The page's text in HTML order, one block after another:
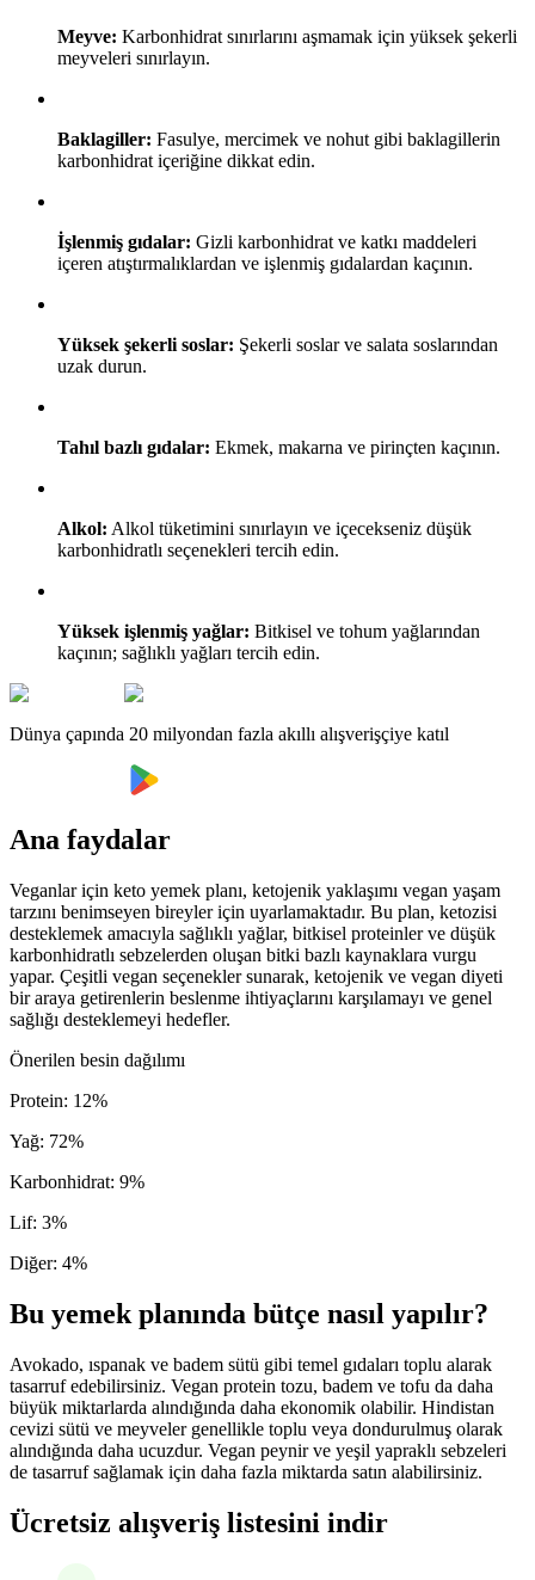
Meyve: Karbonhidrat sınırlarını aşmamak için yüksek şekerli
meyveleri sınırlayın.
Baklagiller: Fasulye, mercimek ve nohut gibi baklagillerin
karbonhidrat içeriğine dikkat edin.
İşlenmiş gıdalar: Gizli karbonhidrat ve katkı maddeleri
içeren atıştırmalıklardan ve işlenmiş gıdalardan kaçının.
Yüksek şekerli soslar: Şekerli soslar ve salata soslarından
uzak durun.
Tahıl bazlı gıdalar: Ekmek, makarna ve pirinçten kaçının.
Alkol: Alkol tüketimini sınırlayın ve içecekseniz düşük
karbonhidratlı seçenekleri tercih edin.
Yüksek işlenmiş yağlar: Bitkisel ve tohum yağlarından
kaçının; sağlıklı yağları tercih edin.
Dünya çapında 20 milyondan fazla akıllı alışverişçiye katıl
Ana faydalar
Veganlar için keto yemek planı, ketojenik yaklaşımı vegan yaşam
tarzını benimseyen bireyler için uyarlamaktadır. Bu plan, ketozisi
desteklemek amacıyla sağlıklı yağlar, bitkisel proteinler ve düşük
karbonhidratlı sebzelerden oluşan bitki bazlı kaynaklara vurgu
yapar. Çeşitli vegan seçenekler sunarak, ketojenik ve vegan diyeti
bir araya getirenlerin beslenme ihtiyaçlarını karşılamayı ve genel
sağlığı desteklemeyi hedefler.
Önerilen besin dağılımı
Protein: 12%
Yağ: 72%
Karbonhidrat: 9%
Lif: 3%
Diğer: 4%
Bu yemek planında bütçe nasıl yapılır?
Avokado, ıspanak ve badem sütü gibi temel gıdaları toplu alarak
tasarruf edebilirsiniz. Vegan protein tozu, badem ve tofu da daha
büyük miktarlarda alındığında daha ekonomik olabilir. Hindistan
cevizi sütü ve meyveler genellikle toplu veya dondurulmuş olarak
alındığında daha ucuzdur. Vegan peynir ve yeşil yapraklı sebzeleri
de tasarruf sağlamak için daha fazla miktarda satın alabilirsiniz.
Ücretsiz alışveriş listesini indir